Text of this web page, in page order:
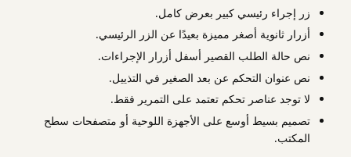
زر إجراء رئيسي كبير بعرض كامل.
أزرار ثانوية أصغر مميزة بعيدًا عن الزر الرئيسي.
نص حالة الطلب القصير أسفل أزرار الإجراءات.
نص عنوان التحكم عن بعد الصغير في التذييل.
لا توجد عناصر تحكم تعتمد على التمرير فقط.
تصميم بسيط أوسع على الأجهزة اللوحية أو متصفحات سطح
المكتب.